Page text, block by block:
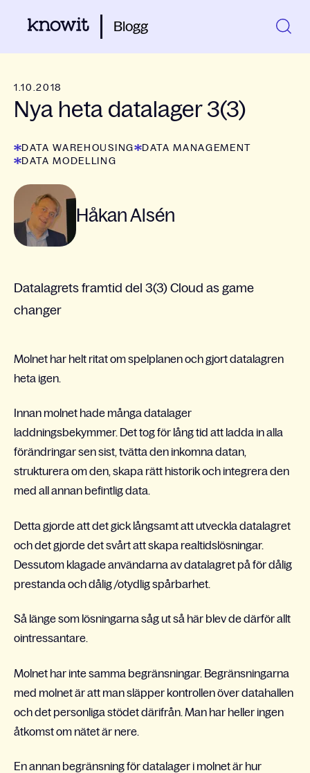
Blogg
1.10.2018
Nya heta datalager 3(3)
DATA WAREHOUSING
DATA MANAGEMENT
DATA MODELLING
Håkan Alsén
Datalagrets framtid del 3(3) Cloud as game
changer
Molnet har helt ritat om spelplanen och gjort datalagren
heta igen.
Innan molnet hade många datalager
laddningsbekymmer. Det tog för lång tid att ladda in alla
förändringar sen sist, tvätta den inkomna datan,
strukturera om den, skapa rätt historik och integrera den
med all annan befintlig data.
Detta gjorde att det gick långsamt att utveckla datalagret
och det gjorde det svårt att skapa realtidslösningar.
Dessutom klagade användarna av datalagret på för dålig
prestanda och dålig /otydlig spårbarhet.
Så länge som lösningarna såg ut så här blev de därför allt
ointressantare.
Molnet har inte samma begränsningar. Begränsningarna
med molnet är att man släpper kontrollen över datahallen
och det personliga stödet därifrån. Man har heller ingen
åtkomst om nätet är nere.
En annan begränsning för datalager i molnet är hur